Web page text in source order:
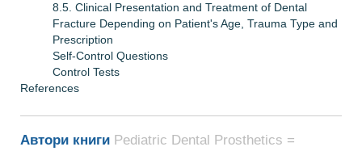
8.5. Clinical Presentation and Treatment of Dental
Fracture Depending on Patient's Age, Trauma Type and
Prescription
Self-Control Questions
Control Tests
References
Автори книги Pediatric Dental Prosthetics =